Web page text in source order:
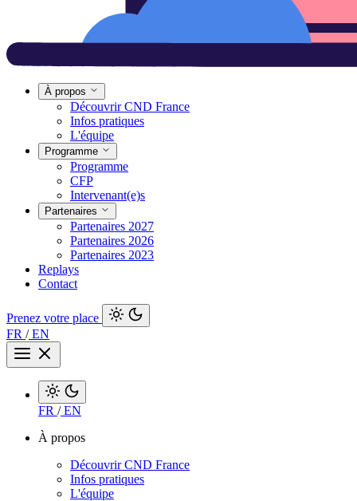
À propos
Découvrir CND France
Infos pratiques
L'équipe
Programme
Programme
CFP
Intervenant(e)s
Partenaires
Partenaires 2027
Partenaires 2026
Partenaires 2023
Replays
Contact
Prenez votre place
FR /EN
FR /EN
À propos
Découvrir CND France
Infos pratiques
L'équipe